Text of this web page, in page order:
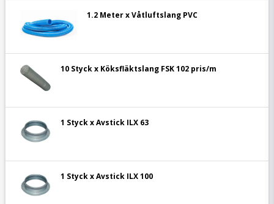
1.2 Meter x Våtluftslang PVC
10 Styck x Köksfläktslang FSK 102 pris/m
1 Styck x Avstick ILX 63
1 Styck x Avstick ILX 100